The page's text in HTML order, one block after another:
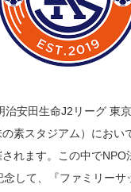
治安田生命J2リーグ 東
素スタジアム）におい
れます。この中でNPO
して、『ファミリーサ